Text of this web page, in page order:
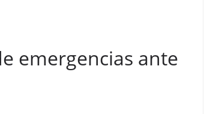
emergencias ante